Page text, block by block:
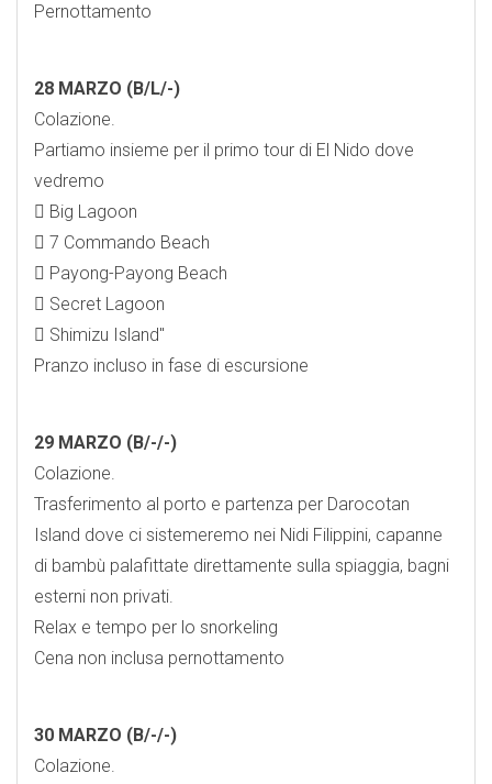
Pernottamento
28 MARZO (B/L/-)
Colazione.
Partiamo insieme per il primo tour di El Nido dove
vedremo
 Big Lagoon
 7 Commando Beach
 Payong-Payong Beach
 Secret Lagoon
 Shimizu Island"
Pranzo incluso in fase di escursione
29 MARZO (B/-/-)
Colazione.
Trasferimento al porto e partenza per Darocotan
Island dove ci sistemeremo nei Nidi Filippini, capanne
di bambù palafittate direttamente sulla spiaggia, bagni
esterni non privati.
Relax e tempo per lo snorkeling
Cena non inclusa pernottamento
30 MARZO (B/-/-)
Colazione.